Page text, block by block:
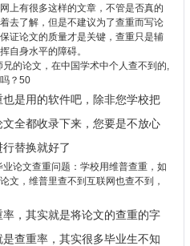
上有很多这样的文章，不管是否真的
去了解，但是不建议为了查重而写论
证论文的质量才是关键，查重只是辅
自身水平的障碍。
的论文，在中国学术中个人查不到的,
？50
是用的软件吧，除非您学校把
全都收录下来，您要是不放心
替换就好了
业论文查重问题：学校用维普查重，如
文，维普里查不到互联网也查不到，
，其实就是将论文的查重的字
查重率，其实很多毕业生不知